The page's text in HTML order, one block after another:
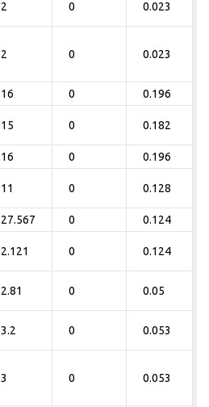
2 0 0.023
2 0 0.023
16 0 0.196
15 0 0.182
16 0 0.196
11 0 0.128
27.567 0 0.124
2.121 0 0.124
2.81 0 0.05
3.2 0 0.053
3 0 0.053